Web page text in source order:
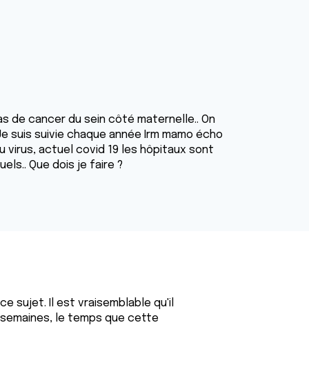
de cancer du sein côté maternelle.. On
suis suivie chaque année Irm mamo écho
virus, actuel covid 19 les hôpitaux sont
Que dois je faire ?
sujet. Il est vraisemblable qu'il
le temps que cette